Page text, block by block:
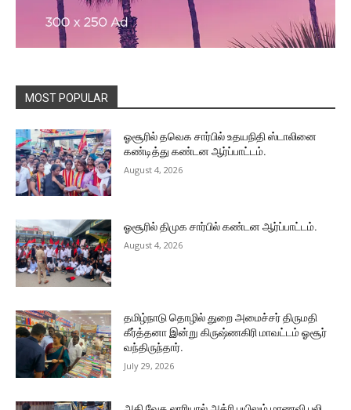
MOST POPULAR
ஓசூரில் தவெக சார்பில் உதயநிதி ஸ்டாலினை
கண்டித்து கண்டன ஆர்ப்பாட்டம்.
August 4, 2026
ஓசூரில் திமுக சார்பில் கண்டன ஆர்ப்பாட்டம்.
August 4, 2026
தமிழ்நாடு தொழில் துறை அமைச்சர் திருமதி
கீர்த்தனா இன்று கிருஷ்ணகிரி மாவட்டம் ஓசூர்
வந்திருந்தார்.
July 29, 2026